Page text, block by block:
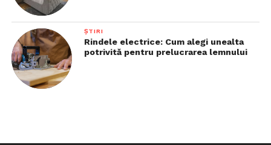
ȘTIRI
Rindele electrice: Cum alegi unealta
potrivită pentru prelucrarea lemnului